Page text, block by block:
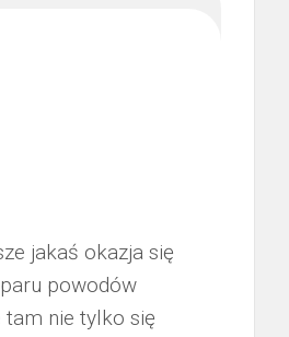
jakaś okazja się
powodów
tam nie tylko się